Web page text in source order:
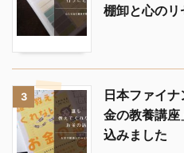
棚卸と心のリ
3
日本ファイ
金の教養講座
込みました